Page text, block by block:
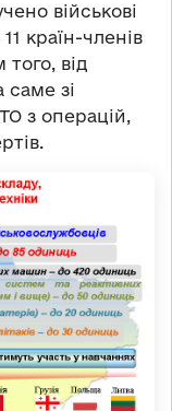
військові
країн-членів
від
саме зі
з операцій,